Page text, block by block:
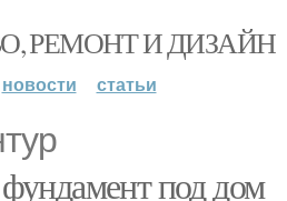
РЕМОНТ И ДИЗАЙН
новости статьи
под дом